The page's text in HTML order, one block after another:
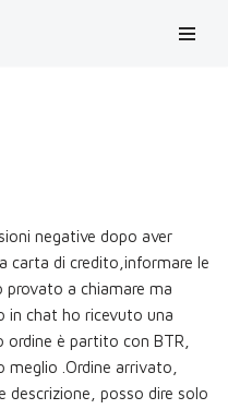
negative dopo aver
carta di credito,informare le
a chiamare ma
in chat ho ricevuto una
è partito con BTR,
.Ordine arrivato,
posso dire solo